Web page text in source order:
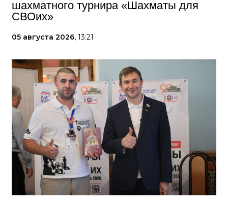
шахматного турнира «Шахматы для
СВОих»
05 августа 2026, 13:21